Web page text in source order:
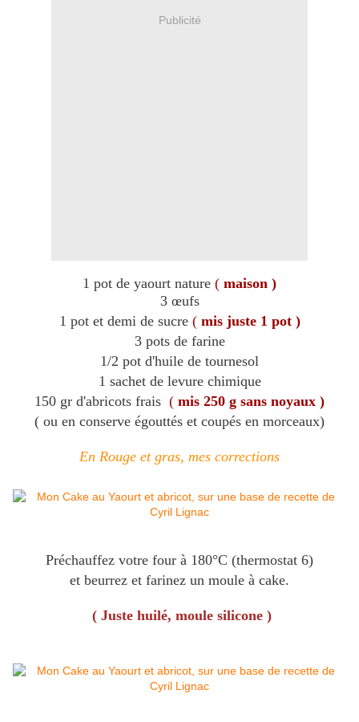
Publicité
1 pot de yaourt nature ( maison )
3 œufs
1 pot et demi de sucre ( mis juste 1 pot )
3 pots de farine
1/2 pot d'huile de tournesol
1 sachet de levure chimique
150 gr d'abricots frais ( mis 250 g sans noyaux )
( ou en conserve égouttés et coupés en morceaux)
En Rouge et gras, mes corrections
Préchauffez votre four à 180°C (thermostat 6)
et beurrez et farinez un moule à cake.
( Juste huilé, moule silicone )